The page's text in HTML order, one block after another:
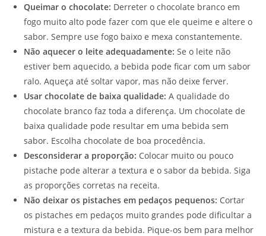
Queimar o chocolate: Derreter o chocolate branco em
fogo muito alto pode fazer com que ele queime e altere o
sabor. Sempre use fogo baixo e mexa constantemente.
Não aquecer o leite adequadamente: Se o leite não
estiver bem aquecido, a bebida pode ficar com um sabor
ralo. Aqueça até soltar vapor, mas não deixe ferver.
Usar chocolate de baixa qualidade: A qualidade do
chocolate branco faz toda a diferença. Um chocolate de
baixa qualidade pode resultar em uma bebida sem
sabor. Escolha chocolate de boa procedência.
Desconsiderar a proporção: Colocar muito ou pouco
pistache pode alterar a textura e o sabor da bebida. Siga
as proporções corretas na receita.
Não deixar os pistaches em pedaços pequenos: Cortar
os pistaches em pedaços muito grandes pode dificultar a
mistura e a textura da bebida. Pique-os bem para melhor